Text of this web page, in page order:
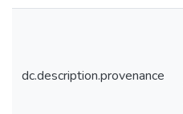
dc.description.provenance